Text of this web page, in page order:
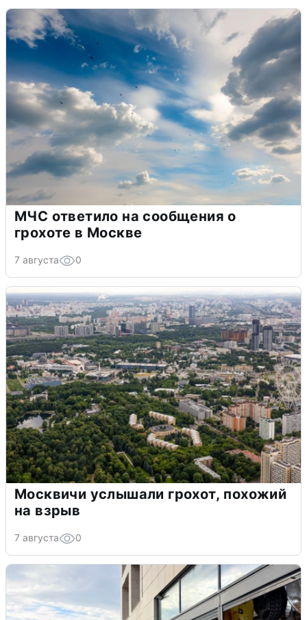
МЧС ответило на сообщения о
грохоте в Москве
7 августа 0
Москвичи услышали грохот, похожий
на взрыв
7 августа 0